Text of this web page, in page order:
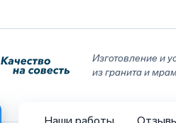
Изготовление и
из гранита и